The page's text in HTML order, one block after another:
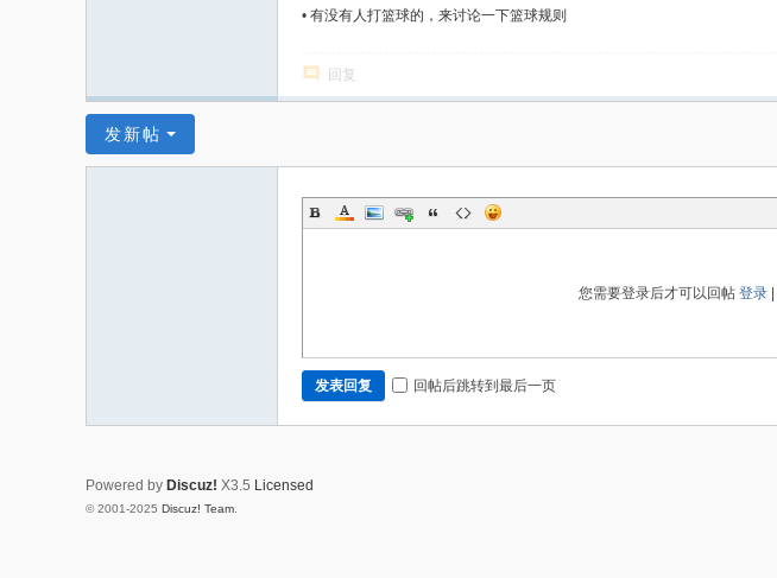
• 有没有人打篮球的，来讨论一下篮球规则
回复
发新帖
您需要登录后才可以回帖 登录|
发表回复 回帖后跳转到最后一页
Powered by Discuz! X3.5 Licensed
© 2001-2025 Discuz! Team.